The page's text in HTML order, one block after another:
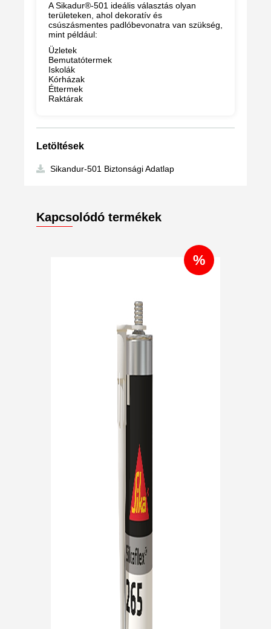
A Sikadur®-501 ideális választás olyan
területeken, ahol dekoratív és
csúszásmentes padlóbevonatra van szükség,
mint például:
Üzletek
Bemutatótermek
Iskolák
Kórházak
Éttermek
Raktárak
Letöltések
Sikandur-501 Biztonsági Adatlap
Kapcsolódó termékek
%